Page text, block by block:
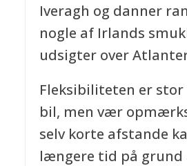
Iveragh og danner
nogle af Irlands
udsigter over
Fleksibiliteten er stor
bil, men vær
selv korte afstande
længere tid på grund